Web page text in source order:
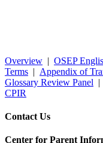
Overview | OSEP
Terms | Appendix of
Glossary Review Panel |
CPIR
Contact Us
Center for Parent